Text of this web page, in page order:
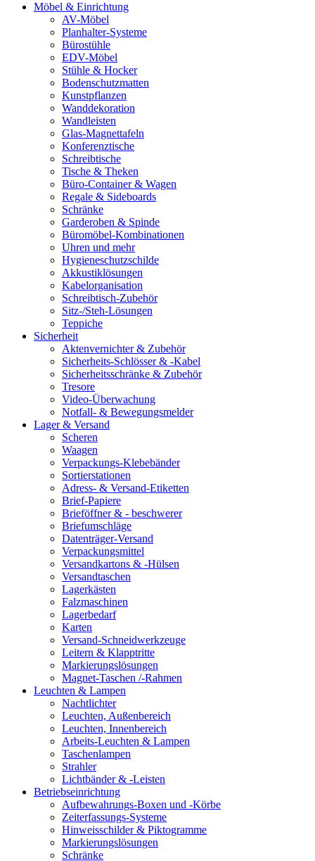
Möbel & Einrichtung
AV-Möbel
Planhalter-Systeme
Bürostühle
EDV-Möbel
Stühle & Hocker
Bodenschutzmatten
Kunstpflanzen
Wanddekoration
Wandleisten
Glas-Magnettafeln
Konferenztische
Schreibtische
Tische & Theken
Büro-Container & Wagen
Regale & Sideboards
Schränke
Garderoben & Spinde
Büromöbel-Kombinationen
Uhren und mehr
Hygieneschutzschilde
Akkustiklösungen
Kabelorganisation
Schreibtisch-Zubehör
Sitz-/Steh-Lösungen
Teppiche
Sicherheit
Aktenvernichter & Zubehör
Sicherheits-Schlösser & -Kabel
Sicherheitsschränke & Zubehör
Tresore
Video-Überwachung
Notfall- & Bewegungsmelder
Lager & Versand
Scheren
Waagen
Verpackungs-Klebebänder
Sortierstationen
Adress- & Versand-Etiketten
Brief-Papiere
Brieföffner & - beschwerer
Briefumschläge
Datenträger-Versand
Verpackungsmittel
Versandkartons & -Hülsen
Versandtaschen
Lagerkästen
Falzmaschinen
Lagerbedarf
Karten
Versand-Schneidwerkzeuge
Leitern & Klapptritte
Markierungslösungen
Magnet-Taschen /-Rahmen
Leuchten & Lampen
Nachtlichter
Leuchten, Außenbereich
Leuchten, Innenbereich
Arbeits-Leuchten & Lampen
Taschenlampen
Strahler
Lichtbänder & -Leisten
Betriebseinrichtung
Aufbewahrungs-Boxen und -Körbe
Zeiterfassungs-Systeme
Hinweisschilder & Piktogramme
Markierungslösungen
Schränke